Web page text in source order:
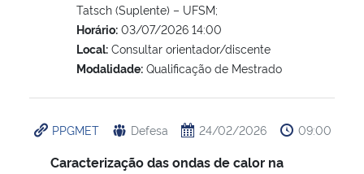
Tatsch (Suplente) – UFSM;
Horário: 03/07/2026 14:00
Local: Consultar orientador/discente
Modalidade: Qualificação de Mestrado
PPGMET Defesa 24/02/2026 09:00
Caracterização das ondas de calor na